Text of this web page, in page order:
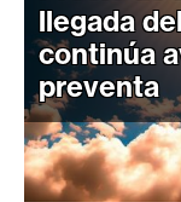
t
o
M
e
r
c
llegada
continúa
preventa